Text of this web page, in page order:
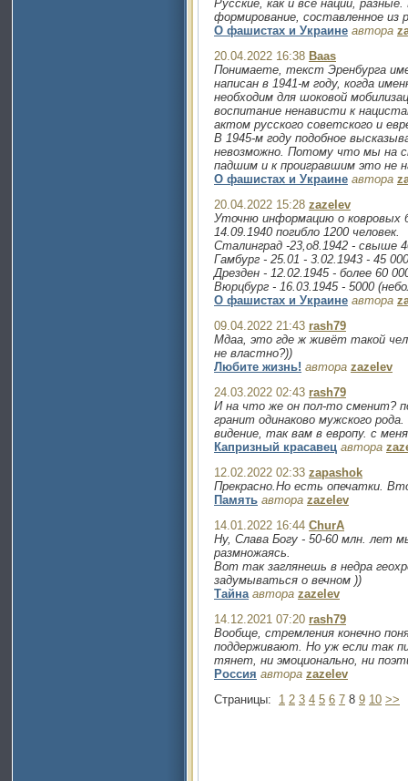
Русские, как и все нации,
формирование, составленное из
О фашистах и Украине автора
20.04.2022 16:38 Baas
Понимаете, текст Эренбурга
написан в 1941-м году, когда
необходим для шоковой
воспитание ненависти к
актом русского советского и
В 1945-м году подобное
невозможно. Потому что мы на
падшим и к проигравшим это не
О фашистах и Украине автора
20.04.2022 15:28 zazelev
Уточню информацию о ковровых
14.09.1940 погибло 1200 человек.
Сталинград -23,о8.1942 - свыше
Гамбург - 25.01 - 3.02.1943 - 45
Дрезден - 12.02.1945 - более 60
Вюрцбург - 16.03.1945 - 5000
О фашистах и Украине автора
09.04.2022 21:43 rash79
Мдаа, это где ж живёт такой
не властно?))
Любите жизнь! автора zazelev
24.03.2022 02:43 rash79
И на что же он пол-то сменит?
гранит одинаково мужского
видение, так вам в европу. с
Капризный красавец автора
12.02.2022 02:33 zapashok
Прекрасно.Но есть опечатки.
Память автора zazelev
14.01.2022 16:44 ChurA
Ну, Слава Богу - 50-60 млн. лет
размножаясь.
Вот так заглянешь в недра
задумываться о вечном ))
Тайна автора zazelev
14.12.2021 07:20 rash79
Вообще, стремления конечно
поддерживают. Но уж если так
тянет, ни эмоционально, ни
Россия автора zazelev
Страницы: 1 2 3 4 5 6 7 8 9 10 >>